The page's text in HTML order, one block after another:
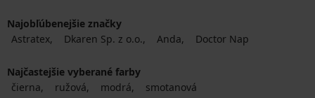
Najobľúbenejšie značky
Astratex
Dkaren Sp. z o.o. Anda Doctor Nap
Najčastejšie vyberané farby
čierna
ružová modrá smotanová